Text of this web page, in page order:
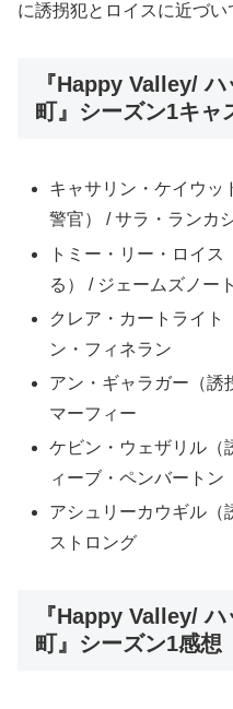
に誘拐犯とロイスに近づい
『Happy Valley/
町』シーズン1キャ
キャサリン・ケイウッ
警官） / サラ・ランカ
トミー・リー・ロイ
る） / ジェームズノー
クレア・カートライト
ン・フィネラン
アン・ギャラガー（誘
マーフィー
ケビン・ウェザリル（
ィーブ・ペンバートン
アシュリーカウギル（
ストロング
『Happy Valley/
町』シーズン1感想